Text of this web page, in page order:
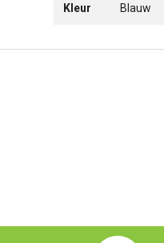
Kleur Blauw